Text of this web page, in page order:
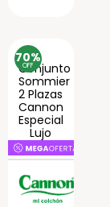
70%
OFF